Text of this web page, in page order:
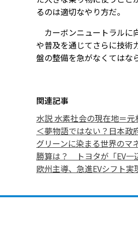
るのは適切なやり方だ。
カーボンニュートラルに
や普及を通じてさらに技術
盤の整備を急がなくてはな
関連記事
水説 水素社会の現在地＝元
＜夢物語ではない？日本政
グリーンに染まる世界のマ
勝算は？ トヨタが「EV一
欧州主導、急進EVシフト実